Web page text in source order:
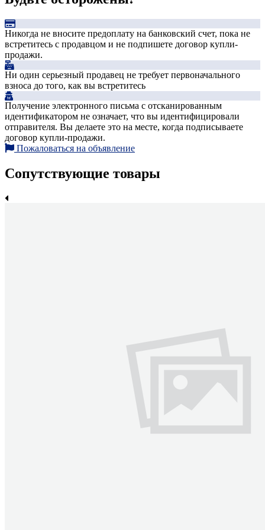
Никогда не вносите предоплату на банковский счет, пока не
встретитесь с продавцом и не подпишете договор купли-
продажи.
Ни один серьезный продавец не требует первоначального
взноса до того, как вы встретитесь
Получение электронного письма с отсканированным
идентификатором не означает, что вы идентифицировали
отправителя. Вы делаете это на месте, когда подписываете
договор купли-продажи.
Пожаловаться на объявление
Сопутствующие товары